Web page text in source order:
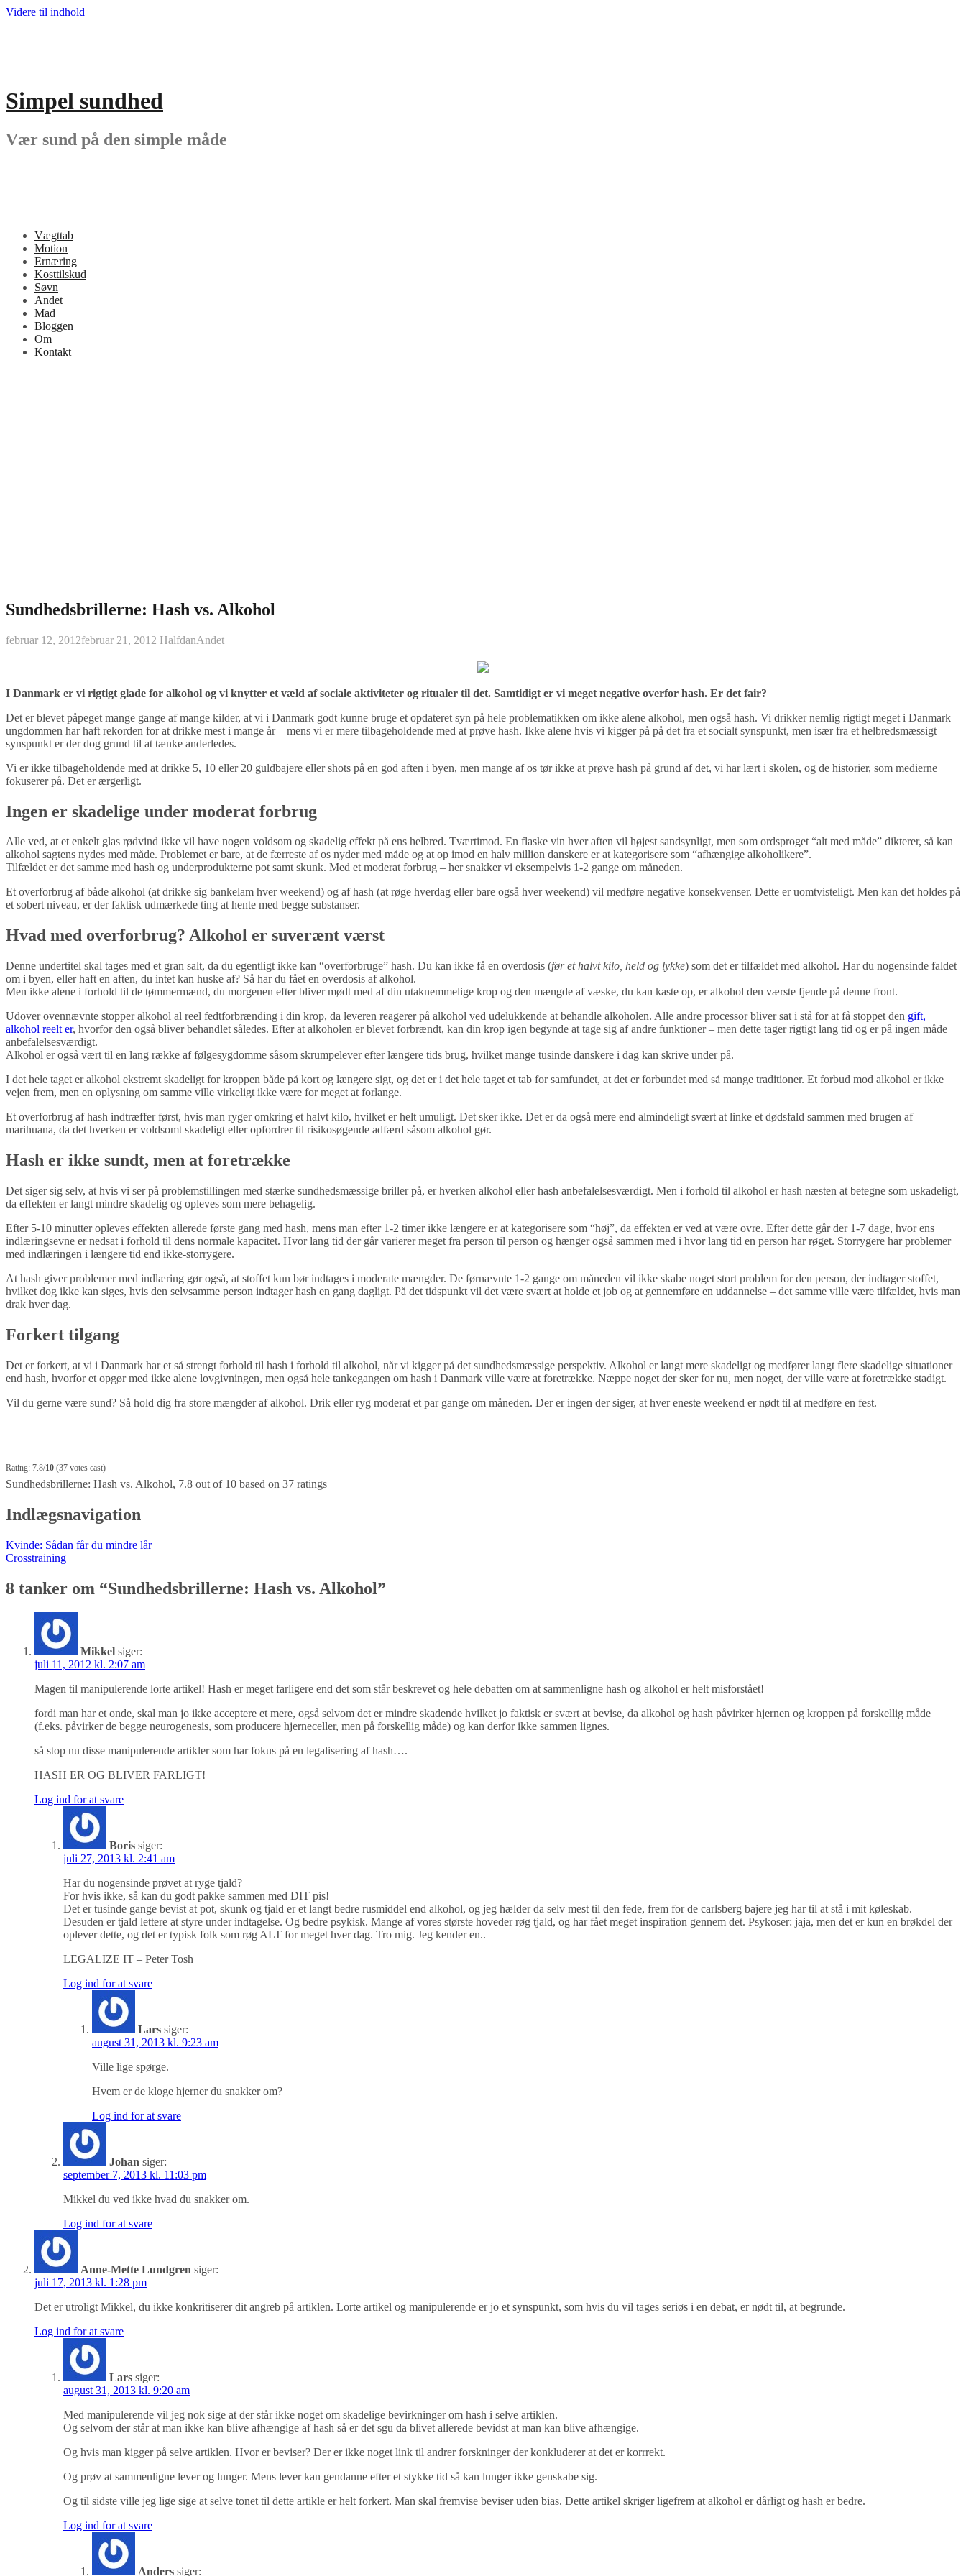
Videre til indhold
Simpel sundhed
Vær sund på den simple måde
Vægttab
Motion
Ernæring
Kosttilskud
Søvn
Andet
Mad
Bloggen
Om
Kontakt
Sundhedsbrillerne: Hash vs. Alkohol
februar 12, 2012februar 21, 2012 HalfdanAndet
I Danmark er vi rigtigt glade for alkohol og vi knytter et væld af sociale aktiviteter og ritualer til det. Samtidigt er vi meget negative overfor hash. Er det fair?
Det er blevet påpeget mange gange af mange kilder, at vi i Danmark godt kunne bruge et opdateret syn på hele problematikken om ikke alene alkohol, men også hash. Vi drikker nemlig rigtigt meget i Danmark –
ungdommen har haft rekorden for at drikke mest i mange år – mens vi er mere tilbageholdende med at prøve hash. Ikke alene hvis vi kigger på på det fra et socialt synspunkt, men især fra et helbredsmæssigt
synspunkt er der dog grund til at tænke anderledes.
Vi er ikke tilbageholdende med at drikke 5, 10 eller 20 guldbajere eller shots på en god aften i byen, men mange af os tør ikke at prøve hash på grund af det, vi har lært i skolen, og de historier, som medierne
fokuserer på. Det er ærgerligt.
Ingen er skadelige under moderat forbrug
Alle ved, at et enkelt glas rødvind ikke vil have nogen voldsom og skadelig effekt på ens helbred. Tværtimod. En flaske vin hver aften vil højest sandsynligt, men som ordsproget “alt med måde” dikterer, så kan
alkohol sagtens nydes med måde. Problemet er bare, at de færreste af os nyder med måde og at op imod en halv million danskere er at kategorisere som “afhængige alkoholikere”.
Tilfældet er det samme med hash og underprodukterne pot samt skunk. Med et moderat forbrug – her snakker vi eksempelvis 1-2 gange om måneden.
Et overforbrug af både alkohol (at drikke sig bankelam hver weekend) og af hash (at røge hverdag eller bare også hver weekend) vil medføre negative konsekvenser. Dette er uomtvisteligt. Men kan det holdes på
et sobert niveau, er der faktisk udmærkede ting at hente med begge substanser.
Hvad med overforbrug? Alkohol er suverænt værst
Denne undertitel skal tages med et gran salt, da du egentligt ikke kan “overforbruge” hash. Du kan ikke få en overdosis (før et halvt kilo, held og lykke) som det er tilfældet med alkohol. Har du nogensinde faldet
om i byen, eller haft en aften, du intet kan huske af? Så har du fået en overdosis af alkohol.
Men ikke alene i forhold til de tømmermænd, du morgenen efter bliver mødt med af din utaknemmelige krop og den mængde af væske, du kan kaste op, er alkohol den værste fjende på denne front.
Udover ovennævnte stopper alkohol al reel fedtforbrænding i din krop, da leveren reagerer på alkohol ved udelukkende at behandle alkoholen. Alle andre processor bliver sat i stå for at få stoppet den gift,
alkohol reelt er, hvorfor den også bliver behandlet således. Efter at alkoholen er blevet forbrændt, kan din krop igen begynde at tage sig af andre funktioner – men dette tager rigtigt lang tid og er på ingen måde
anbefalelsesværdigt.
Alkohol er også vært til en lang række af følgesygdomme såsom skrumpelever efter længere tids brug, hvilket mange tusinde danskere i dag kan skrive under på.
I det hele taget er alkohol ekstremt skadeligt for kroppen både på kort og længere sigt, og det er i det hele taget et tab for samfundet, at det er forbundet med så mange traditioner. Et forbud mod alkohol er ikke
vejen frem, men en oplysning om samme ville virkeligt ikke være for meget at forlange.
Et overforbrug af hash indtræffer først, hvis man ryger omkring et halvt kilo, hvilket er helt umuligt. Det sker ikke. Det er da også mere end almindeligt svært at linke et dødsfald sammen med brugen af
marihuana, da det hverken er voldsomt skadeligt eller opfordrer til risikosøgende adfærd såsom alkohol gør.
Hash er ikke sundt, men at foretrække
Det siger sig selv, at hvis vi ser på problemstillingen med stærke sundhedsmæssige briller på, er hverken alkohol eller hash anbefalelsesværdigt. Men i forhold til alkohol er hash næsten at betegne som uskadeligt,
da effekten er langt mindre skadelig og opleves som mere behagelig.
Efter 5-10 minutter opleves effekten allerede første gang med hash, mens man efter 1-2 timer ikke længere er at kategorisere som “høj”, da effekten er ved at være ovre. Efter dette går der 1-7 dage, hvor ens
indlæringsevne er nedsat i forhold til dens normale kapacitet. Hvor lang tid der går varierer meget fra person til person og hænger også sammen med i hvor lang tid en person har røget. Storrygere har problemer
med indlæringen i længere tid end ikke-storrygere.
At hash giver problemer med indlæring gør også, at stoffet kun bør indtages i moderate mængder. De førnævnte 1-2 gange om måneden vil ikke skabe noget stort problem for den person, der indtager stoffet,
hvilket dog ikke kan siges, hvis den selvsamme person indtager hash en gang dagligt. På det tidspunkt vil det være svært at holde et job og at gennemføre en uddannelse – det samme ville være tilfældet, hvis man
drak hver dag.
Forkert tilgang
Det er forkert, at vi i Danmark har et så strengt forhold til hash i forhold til alkohol, når vi kigger på det sundhedsmæssige perspektiv. Alkohol er langt mere skadeligt og medfører langt flere skadelige situationer
end hash, hvorfor et opgør med ikke alene lovgivningen, men også hele tankegangen om hash i Danmark ville være at foretrække. Næppe noget der sker for nu, men noget, der ville være at foretrække stadigt.
Vil du gerne være sund? Så hold dig fra store mængder af alkohol. Drik eller ryg moderat et par gange om måneden. Der er ingen der siger, at hver eneste weekend er nødt til at medføre en fest.
Rating: 7.8/10 (37 votes cast)
Sundhedsbrillerne: Hash vs. Alkohol, 7.8 out of 10 based on 37 ratings
Indlægsnavigation
Kvinde: Sådan får du mindre lår
Crosstraining
8 tanker om “Sundhedsbrillerne: Hash vs. Alkohol”
Mikkel siger:
juli 11, 2012 kl. 2:07 am
Magen til manipulerende lorte artikel! Hash er meget farligere end det som står beskrevet og hele debatten om at sammenligne hash og alkohol er helt misforstået!
fordi man har et onde, skal man jo ikke acceptere et mere, også selvom det er mindre skadende hvilket jo faktisk er svært at bevise, da alkohol og hash påvirker hjernen og kroppen på forskellig måde
(f.eks. påvirker de begge neurogenesis, som producere hjerneceller, men på forskellig måde) og kan derfor ikke sammen lignes.
så stop nu disse manipulerende artikler som har fokus på en legalisering af hash….
HASH ER OG BLIVER FARLIGT!
Log ind for at svare
Boris siger:
juli 27, 2013 kl. 2:41 am
Har du nogensinde prøvet at ryge tjald?
For hvis ikke, så kan du godt pakke sammen med DIT pis!
Det er tusinde gange bevist at pot, skunk og tjald er et langt bedre rusmiddel end alkohol, og jeg hælder da selv mest til den fede, frem for de carlsberg bajere jeg har til at stå i mit køleskab.
Desuden er tjald lettere at styre under indtagelse. Og bedre psykisk. Mange af vores største hoveder røg tjald, og har fået meget inspiration gennem det. Psykoser: jaja, men det er kun en brøkdel der
oplever dette, og det er typisk folk som røg ALT for meget hver dag. Tro mig. Jeg kender en..
LEGALIZE IT – Peter Tosh
Log ind for at svare
Lars siger:
august 31, 2013 kl. 9:23 am
Ville lige spørge.
Hvem er de kloge hjerner du snakker om?
Log ind for at svare
Johan siger:
september 7, 2013 kl. 11:03 pm
Mikkel du ved ikke hvad du snakker om.
Log ind for at svare
Anne-Mette Lundgren siger:
juli 17, 2013 kl. 1:28 pm
Det er utroligt Mikkel, du ikke konkritiserer dit angreb på artiklen. Lorte artikel og manipulerende er jo et synspunkt, som hvis du vil tages seriøs i en debat, er nødt til, at begrunde.
Log ind for at svare
Lars siger:
august 31, 2013 kl. 9:20 am
Med manipulerende vil jeg nok sige at der står ikke noget om skadelige bevirkninger om hash i selve artiklen.
Og selvom der står at man ikke kan blive afhængige af hash så er det sgu da blivet allerede bevidst at man kan blive afhængige.
Og hvis man kigger på selve artiklen. Hvor er beviser? Der er ikke noget link til andrer forskninger der konkluderer at det er korrrekt.
Og prøv at sammenligne lever og lunger. Mens lever kan gendanne efter et stykke tid så kan lunger ikke genskabe sig.
Og til sidste ville jeg lige sige at selve tonet til dette artikle er helt forkert. Man skal fremvise beviser uden bias. Dette artikel skriger ligefrem at alkohol er dårligt og hash er bedre.
Log ind for at svare
Anders siger: